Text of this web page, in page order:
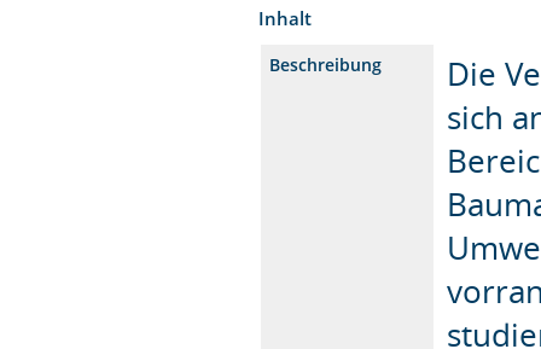
Inhalt
Beschreibung
Die
sich